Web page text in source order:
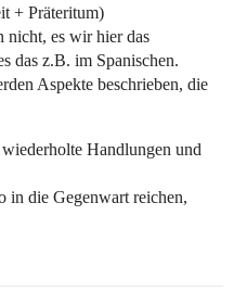
+ Präteritum)
nicht, es wir hier das
das z.B. im Spanischen.
Aspekte beschrieben, die
Handlungen und
in die Gegenwart reichen,